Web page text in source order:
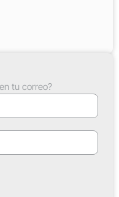
tu correo?